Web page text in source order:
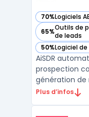
70%Logiciels
— voir AiSDR
65%Outils de
de leads
— voir AiSDR
50%Logiciel
— voir AiSDR
AiSDR
prospection
génération de
les équipes
Plus d’infos